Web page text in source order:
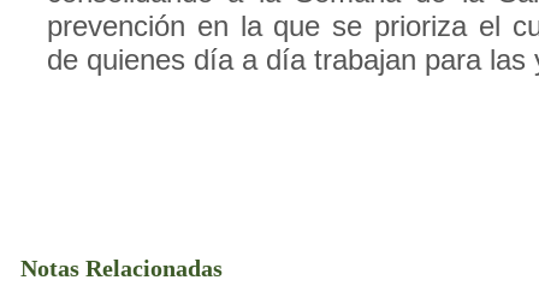
prevención en la que se prioriza el
de quienes día a día trabajan para las
Notas Relacionadas